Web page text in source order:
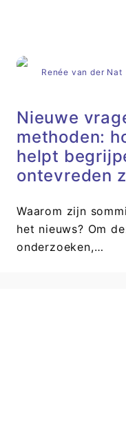
Renée van der Nat
Nieuwe
methoden:
helpt
ontevreden
Waarom zijn
het nieuws? Om
onderzoeken,…